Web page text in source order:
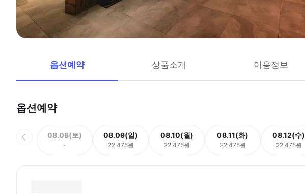
옵션예약 상품소개 이용정보
옵션예약
08.08(토)
-
08.09(일)
22,475원
08.10(월)
22,475원
08.11(화)
22,475원
08.12(수)
22,475원